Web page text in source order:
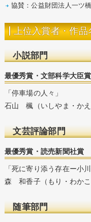
協賛：公益財団法人一ツ
上位入賞者・作品
小説部門
最優秀賞・文部科学大臣賞
「停車場の人々」
石山 楓（いしやま・か
文芸評論部門
最優秀賞・読売新聞社賞
「死に寄り添う存在ー小
森 和香子（もり・わか
随筆部門